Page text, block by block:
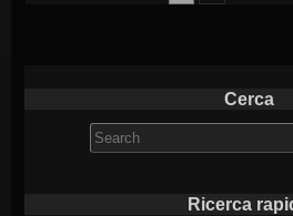
Cerca
Search
for:
Ricerca